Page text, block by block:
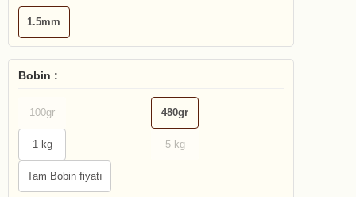
1.5mm
Bobin :
100gr 480gr
1 kg 5 kg
Tam Bobin fiyatı